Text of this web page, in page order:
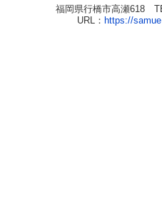
福岡県行橋市高瀬618
URL： https://